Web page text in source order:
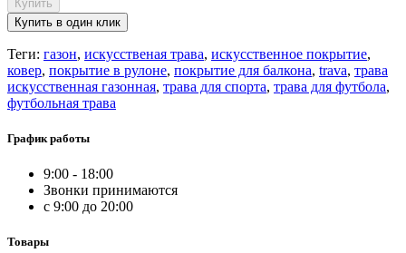
Купить
Купить в один клик
Теги: газон, искусственая трава, искусственное покрытие,
ковер, покрытие в рулоне, покрытие для балкона, trava, трава
искусственная газонная, трава для спорта, трава для футбола,
футбольная трава
График работы
9:00 - 18:00
Звонки принимаются
с 9:00 до 20:00
Товары